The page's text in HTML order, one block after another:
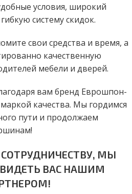
условия, широкий
систему скидок.
свои средства и время, а
качественную
мебели и дверей.
вам бренд Еврошпон-
качества. Мы гордимся
пути и продолжаем
МЫ
ВАС НАШИМ